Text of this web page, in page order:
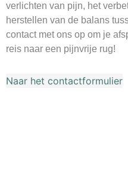
verlichten van pijn, het
herstellen van de balans
contact met ons op om je
reis naar een pijnvrije rug!
Naar het contactformulier